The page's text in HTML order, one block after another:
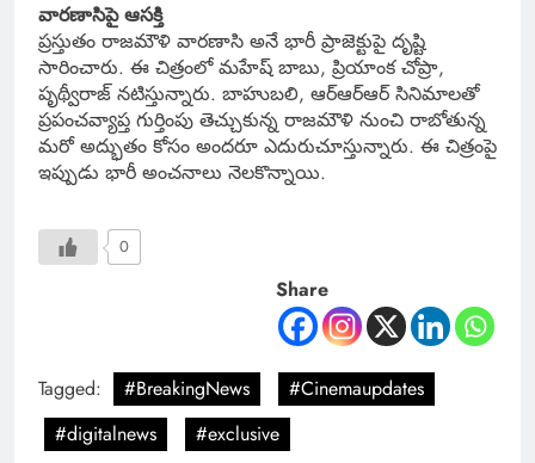
వారణాసిపై ఆసక్తి
ప్రస్తుతం రాజమౌళి వారణాసి అనే భారీ ప్రాజెక్టుపై దృష్టి
సారించారు. ఈ చిత్రంలో మహేష్ బాబు, ప్రియాంక చోప్రా,
పృథ్వీరాజ్ నటిస్తున్నారు. బాహుబలి, ఆర్ఆర్ఆర్ సినిమాలతో
ప్రపంచవ్యాప్త గుర్తింపు తెచ్చుకున్న రాజమౌళి నుంచి రాబోతున్న
మరో అద్భుతం కోసం అందరూ ఎదురుచూస్తున్నారు. ఈ చిత్రంపై
ఇప్పుడు భారీ అంచనాలు నెలకొన్నాయి.
0
Share
Tagged: #BreakingNews
#Cinemaupdates
#digitalnews
#exclusive